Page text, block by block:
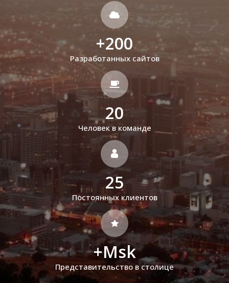
+200
Разработанных сайтов
20
Человек в команде
25
Постоянных клиентов
+Msk
Представительство в столице